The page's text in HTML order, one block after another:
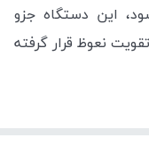
این دستگاه جزو
نعوظ قرار گرفته